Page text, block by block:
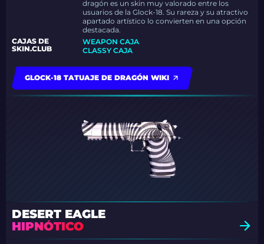
dragón es un skin muy valorado entre los
usuarios de la Glock-18. Su rareza y su atractivo
apartado artístico lo convierten en una opción
destacada.
CAJAS DE
SKIN.CLUB
WEAPON CAJA
CLASSY CAJA
GLOCK-18 TATUAJE DE DRAGÓN WIKI
DESERT EAGLE
HIPNÓTICO